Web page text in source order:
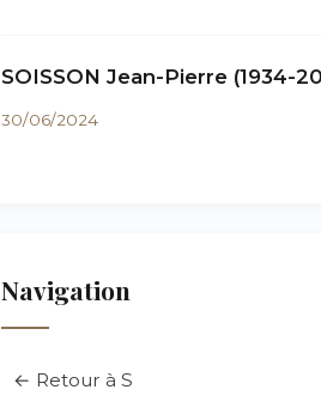
SOISSON Jean-Pierre (1934-
30/06/2024
Navigation
← Retour à S